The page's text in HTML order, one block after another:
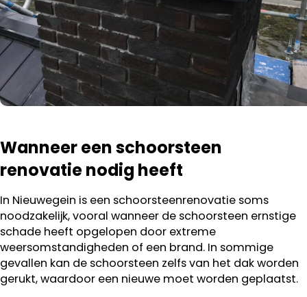
Wanneer een schoorsteen
renovatie nodig heeft
In Nieuwegein is een schoorsteenrenovatie soms
noodzakelijk, vooral wanneer de schoorsteen ernstige
schade heeft opgelopen door extreme
weersomstandigheden of een brand. In sommige
gevallen kan de schoorsteen zelfs van het dak worden
gerukt, waardoor een nieuwe moet worden geplaatst.